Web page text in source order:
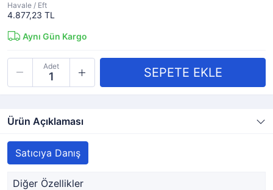
Havale / Eft
4.877,23 TL
Aynı Gün Kargo
Adet
Ürün Açıklaması
Satıcıya Danış
Diğer Özellikler